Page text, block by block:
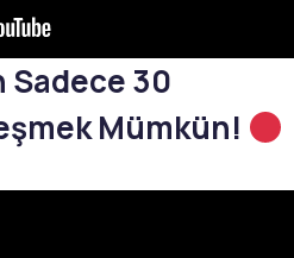
Sadece 30
Mümkün!